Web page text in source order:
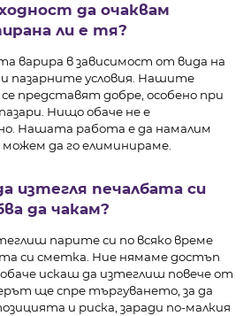
да очаквам
ли е тя?
варира в зависимост от вида на
пазарните условия. Нашите
представят добре, особено при
Нищо обаче не е
Нашата работа е да намалим
можем да го елиминираме.
изтегля печалбата си
да чакам?
парите си по всяко време
си сметка. Ние нямаме достъп
искаш да изтеглиш повече от
ще спре търгуването, за да
и риска, заради по-малкия